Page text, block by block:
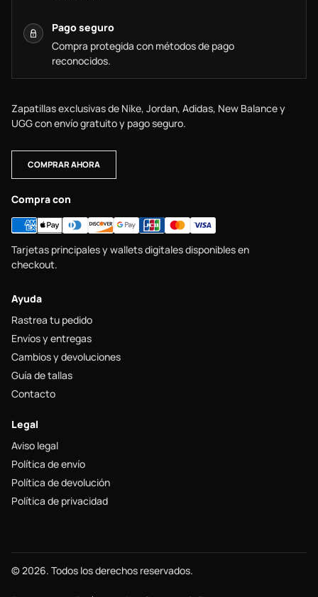
Pago seguro
Compra protegida con métodos de pago
reconocidos.
Zapatillas exclusivas de Nike, Jordan, Adidas, New Balance y
UGG con envío gratuito y pago seguro.
COMPRAR AHORA
Compra con
Tarjetas principales y wallets digitales disponibles en
checkout.
Ayuda
Rastrea tu pedido
Envíos y entregas
Cambios y devoluciones
Guía de tallas
Contacto
Legal
Aviso legal
Política de envío
Política de devolución
Política de privacidad
© 2026. Todos los derechos reservados.